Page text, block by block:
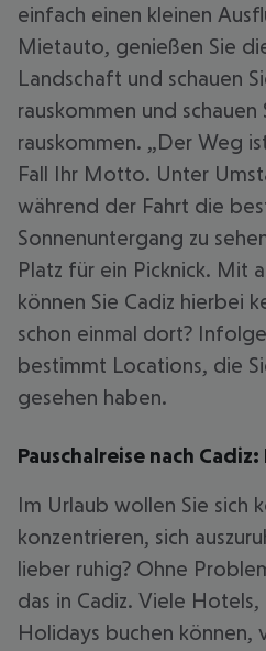
einfach einen kleinen
Mietauto, genießen Sie
Landschaft und schauen
rauskommen und schauen
rauskommen. „Der Weg
Fall Ihr Motto. Unter
während der Fahrt die
Sonnenuntergang zu
Platz für ein Picknick. Mit
können Sie Cadiz hierbei
schon einmal dort?
bestimmt Locations, die
gesehen haben.
Pauschalreise nach
Im Urlaub wollen Sie sich
konzentrieren, sich
lieber ruhig? Ohne
das in Cadiz. Viele
Holidays buchen können,